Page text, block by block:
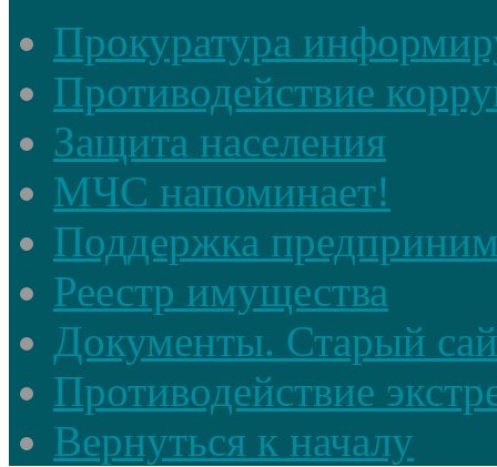
Прокуратура
Противодействие
Защита населения
МЧС напоминает!
Поддержка
Реестр имущества
Документы. Старый
Противодействие
Вернуться к началу